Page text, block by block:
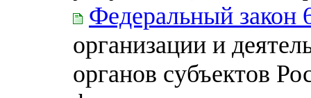
Федеральный закон
организации и
органов субъектов